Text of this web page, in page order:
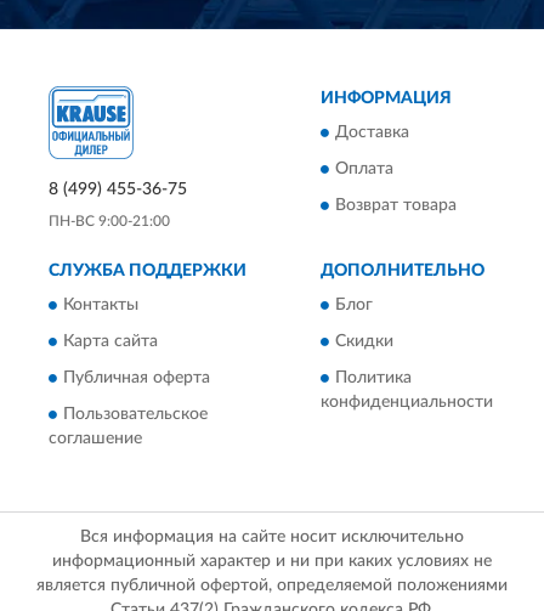
8 (499) 455-36-75
ПН-ВС 9:00-21:00
ИНФОРМАЦИЯ
Доставка
Оплата
Возврат товара
СЛУЖБА ПОДДЕРЖКИ
Контакты
Карта сайта
Публичная оферта
Пользовательское
соглашение
ДОПОЛНИТЕЛЬНО
Блог
Скидки
Политика
конфиденциальности
Вся информация на сайте носит исключительно
информационный характер и ни при каких условиях не
является публичной офертой, определяемой положениями